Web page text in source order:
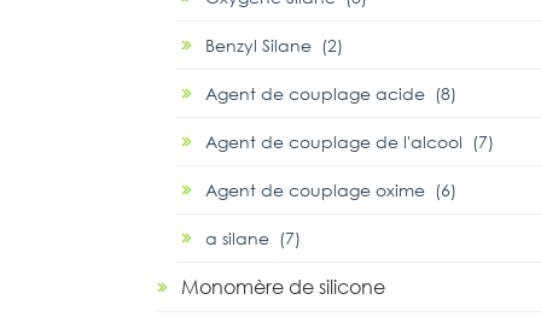
Benzyl Silane (2)
Agent de couplage acide (8)
Agent de couplage de l'alcool (7)
Agent de couplage oxime (6)
α silane (7)
Monomère de silicone